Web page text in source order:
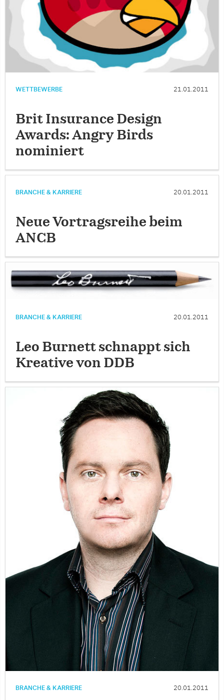
WETTBEWERBE 21.01.2011
Brit Insurance Design
Awards: Angry Birds
nominiert
BRANCHE & KARRIERE 20.01.2011
Neue Vortragsreihe beim
ANCB
BRANCHE & KARRIERE 20.01.2011
Leo Burnett schnappt sich
Kreative von DDB
BRANCHE & KARRIERE 20.01.2011